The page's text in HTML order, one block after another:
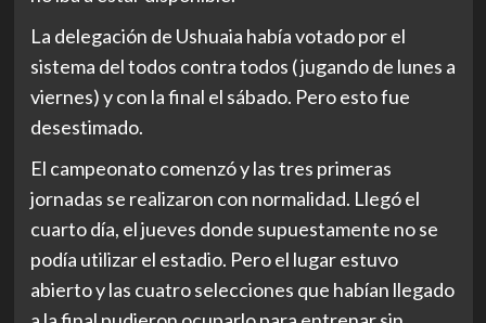
La delegación de Ushuaia había votado por el
sistema del todos contra todos ( jugando de lunes a
viernes) y con la final el sábado. Pero esto fue
desestimado.
El campeonato comenzó y las tres primeras
jornadas se realizaron con normalidad. Llegó el
cuarto día, el jueves donde supuestamente no se
podía utilizar el estadio. Pero el lugar estuvo
abierto y las cuatro selecciones que habían llegado